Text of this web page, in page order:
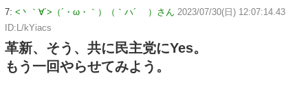
7: <丶｀∀´>（´・ω・｀）（｀ハ´ ）さん 2023/07/30(日) 12:07:14.43
ID:L/kYiacs
革新、そう、共に民主党にYes。
もう一回やらせてみよう。